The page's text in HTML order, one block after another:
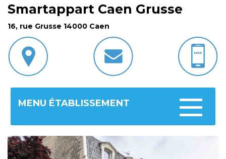
Smartappart Caen Grusse
16, rue Grusse 14000 Caen
Toggle
MENU ÉTABLISSEMENT